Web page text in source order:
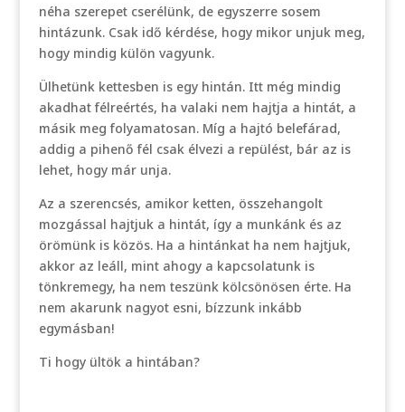
néha szerepet cserélünk, de egyszerre sosem
hintázunk. Csak idő kérdése, hogy mikor unjuk meg,
hogy mindig külön vagyunk.
Ülhetünk kettesben is egy hintán. Itt még mindig
akadhat félreértés, ha valaki nem hajtja a hintát, a
másik meg folyamatosan. Míg a hajtó belefárad,
addig a pihenő fél csak élvezi a repülést, bár az is
lehet, hogy már unja.
Az a szerencsés, amikor ketten, összehangolt
mozgással hajtjuk a hintát, így a munkánk és az
örömünk is közös. Ha a hintánkat ha nem hajtjuk,
akkor az leáll, mint ahogy a kapcsolatunk is
tönkremegy, ha nem teszünk kölcsönösen érte. Ha
nem akarunk nagyot esni, bízzunk inkább
egymásban!
Ti hogy ültök a hintában?